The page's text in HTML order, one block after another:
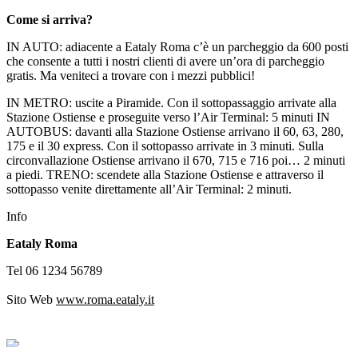
Come si arriva?
IN AUTO: adiacente a Eataly Roma c’è un parcheggio da 600 posti
che consente a tutti i nostri clienti di avere un’ora di parcheggio
gratis. Ma veniteci a trovare con i mezzi pubblici!
IN METRO: uscite a Piramide. Con il sottopassaggio arrivate alla
Stazione Ostiense e proseguite verso l’Air Terminal: 5 minuti IN
AUTOBUS: davanti alla Stazione Ostiense arrivano il 60, 63, 280,
175 e il 30 express. Con il sottopasso arrivate in 3 minuti. Sulla
circonvallazione Ostiense arrivano il 670, 715 e 716 poi… 2 minuti
a piedi. TRENO: scendete alla Stazione Ostiense e attraverso il
sottopasso venite direttamente all’Air Terminal: 2 minuti.
Info
Eataly Roma
Tel 06 1234 56789
Sito Web www.roma.eataly.it